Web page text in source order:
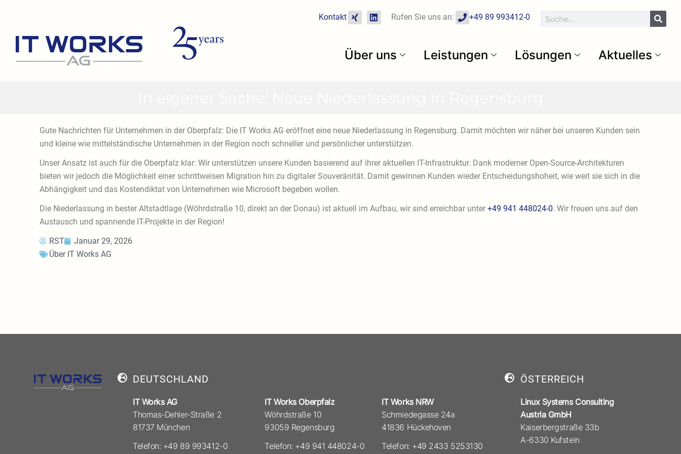
Kontakt
X
i
L
i
d
Rufen Sie uns an:
P
h
+49 89 993412-0 Suche
Über uns Leistungen Lösungen Aktuelles
Gute Nachrichten für Unternehmen in der Oberpfalz: Die IT Works AG eröffnet eine neue Niederlassung in Regensburg. Damit möchten wir näher bei unseren Kunden sein
und kleine wie mittelständische Unternehmen in der Region noch schneller und persönlicher unterstützen.
Unser Ansatz ist auch für die Oberpfalz klar: Wir unterstützen unsere Kunden basierend auf ihrer aktuellen IT-Infrastruktur. Dank moderner Open-Source-Architekturen
bieten wir jedoch die Möglichkeit einer schrittweisen Migration hin zu digitaler Souveränität. Damit gewinnen Kunden wieder Entscheidungshoheit, wie weit sie sich in die
Abhängigkeit und das Kostendiktat von Unternehmen wie Microsoft begeben wollen.
Die Niederlassung in bester Altstadtlage (Wöhrdstraße 10, direkt an der Donau) ist aktuell im Aufbau, wir sind erreichbar unter+49 941 448024-0. Wir freuen uns auf den
Austausch und spannende IT-Projekte in der Region!
RST
Januar 29, 2026
Über IT Works AG
DEUTSCHLAND
IT Works AG
Thomas-Dehler-Straße 2
81737 München
Telefon: +49 89 993412-0
IT Works Oberpfalz
Wöhrdstraße 10
93059 Regensburg
Telefon: +49 941 448024-0
IT Works NRW
Schmiedegasse 24a
41836 Hückehoven
Telefon: +49 2433 5253130
ÖSTERREICH
Linux Systems Consulting
Austria GmbH
Kaiserbergstraße 33b
A-6330 Kufstein